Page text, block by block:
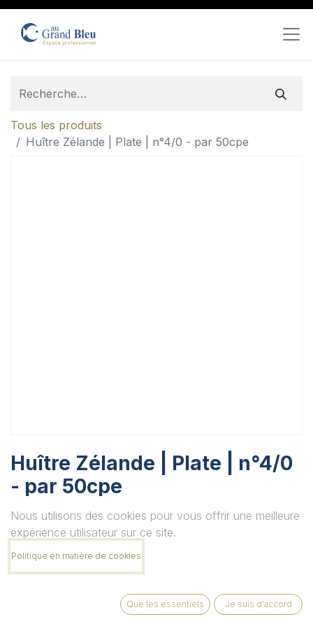
Tous les produits
Huître Zélande | Plate | n°4/0 - par 50cpe
Huître Zélande | Plate | n°4/0
- par 50cpe
Unité
Quantité
Nous utilisons des cookies pour vous offrir une meilleure
expérience utilisateur sur ce site.
Politique en matière de cookies
Que les essentiels Je suis d'accord